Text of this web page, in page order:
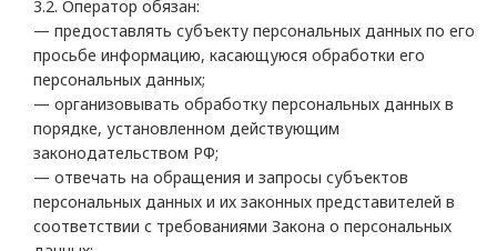
3.2. Оператор обязан:
— предоставлять субъекту персональных данных по его
просьбе информацию, касающуюся обработки его
персональных данных;
— организовывать обработку персональных данных в
порядке, установленном действующим
законодательством РФ;
— отвечать на обращения и запросы субъектов
персональных данных и их законных представителей в
соответствии с требованиями Закона о персональных